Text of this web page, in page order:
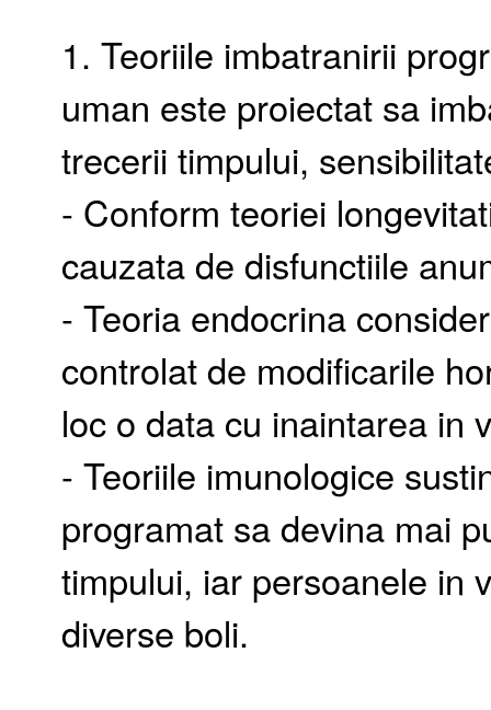
1. Teoriile imbatranirii
uman este proiectat sa
trecerii timpului,
- Conform teoriei
cauzata de disfunctiile
- Teoria endocrina
controlat de modificarile
loc o data cu inaintarea in
- Teoriile imunologice
programat sa devina mai
timpului, iar persoanele in
diverse boli.